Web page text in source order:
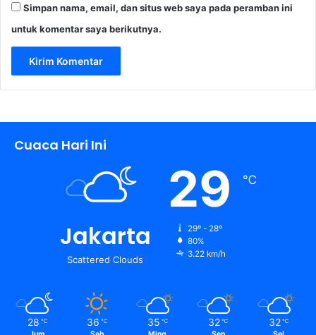
Simpan nama, email, dan situs web saya pada peramban ini
untuk komentar saya berikutnya.
Cuaca Hari Ini
Jakarta
Scattered Clouds
29 ℃
29º - 28º
80%
3.22 km/h
28 ℃ 36 ℃ 35 ℃ 32 ℃ 32 ℃